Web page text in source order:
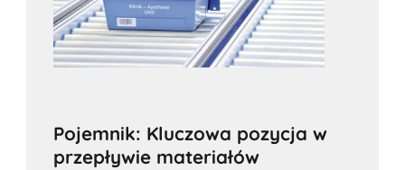
Pojemnik: Kluczowa pozycja w
przepływie materiałów